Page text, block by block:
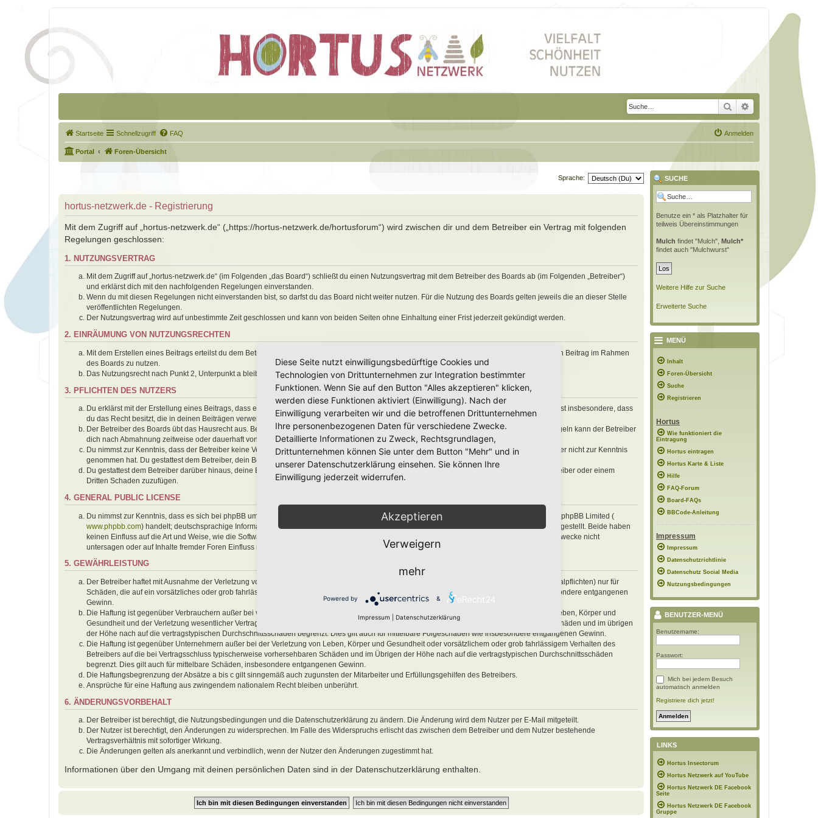
Suche Erweiterte Suche
Startseite Schnellzugriff FAQ Anmelden
Portal Foren-Übersicht
Sprache:
hortus-netzwerk.de - Registrierung
Mit dem Zugriff auf „hortus-netzwerk.de“ („https://hortus-netzwerk.de/hortusforum“) wird zwischen dir und dem Betreiber ein Vertrag mit folgenden
Regelungen geschlossen:
1. NUTZUNGSVERTRAG
Mit dem Zugriff auf „hortus-netzwerk.de“ (im Folgenden „das Board“) schließt du einen Nutzungsvertrag mit dem Betreiber des Boards ab (im Folgenden „Betreiber“)
und erklärst dich mit den nachfolgenden Regelungen einverstanden.
Wenn du mit diesen Regelungen nicht einverstanden bist, so darfst du das Board nicht weiter nutzen. Für die Nutzung des Boards gelten jeweils die an dieser Stelle
veröffentlichten Regelungen.
Der Nutzungsvertrag wird auf unbestimmte Zeit geschlossen und kann von beiden Seiten ohne Einhaltung einer Frist jederzeit gekündigt werden.
2. EINRÄUMUNG VON NUTZUNGSRECHTEN
Mit dem Erstellen eines Beitrags erteilst du dem Betreiber ein einfaches, zeitlich und räumlich unbeschränktes und unentgeltliches Recht, deinen Beitrag im Rahmen
des Boards zu nutzen.
Das Nutzungsrecht nach Punkt 2, Unterpunkt a bleibt auch nach Kündigung des Nutzungsvertrages bestehen.
3. PFLICHTEN DES NUTZERS
Du erklärst mit der Erstellung eines Beitrags, dass er keine Inhalte enthält, die gegen geltendes Recht oder die guten Sitten verstoßen. Du erklärst insbesondere, dass
du das Recht besitzt, die in deinen Beiträgen verwendeten Links und Bilder zu setzen bzw. zu verwenden.
Der Betreiber des Boards übt das Hausrecht aus. Bei Verstößen gegen diese Nutzungsbedingungen oder anderer im Board veröffentlichten Regeln kann der Betreiber
dich nach Abmahnung zeitweise oder dauerhaft von der Nutzung dieses Boards ausschließen und dir ein Hausverbot erteilen.
Du nimmst zur Kenntnis, dass der Betreiber keine Verantwortung für die Inhalte von Beiträgen übernimmt, die er nicht selbst erstellt hat oder die er nicht zur Kenntnis
genommen hat. Du gestattest dem Betreiber, dein Benutzerkonto, Beiträge und Funktionen jederzeit zu löschen oder zu sperren.
Du gestattest dem Betreiber darüber hinaus, deine Beiträge abzuändern, sofern sie gegen o. g. Regeln verstoßen oder geeignet sind, dem Betreiber oder einem
Dritten Schaden zuzufügen.
4. GENERAL PUBLIC LICENSE
Du nimmst zur Kenntnis, dass es sich bei phpBB um eine unter der „ GNU General Public License v2“ (GPL) bereitgestellten Foren-Software von phpBB Limited (
www.phpbb.com) handelt; deutschsprachige Informationen werden durch die deutschsprachige Community unter
zur Verfügung gestellt. Beide haben
keinen Einfluss auf die Art und Weise, wie die Software verwendet wird. Sie können insbesondere die Verwendung der Software für bestimmte Zwecke nicht
untersagen oder auf Inhalte fremder Foren Einfluss nehmen.
5. GEWÄHRLEISTUNG
Der Betreiber haftet mit Ausnahme der Verletzung von Leben, Körper und Gesundheit und der Verletzung wesentlicher Vertragspflichten (Kardinalpflichten) nur für
Schäden, die auf ein vorsätzliches oder grob fahrlässiges Verhalten zurückzuführen sind. Dies gilt auch für mittelbare Folgeschäden wie insbesondere entgangenen
Gewinn.
Die Haftung ist gegenüber Verbrauchern außer bei vorsätzlichem oder grob fahrlässigem Verhalten oder bei Schäden aus der Verletzung von Leben, Körper und
Gesundheit und der Verletzung wesentlicher Vertragspflichten (Kardinalpflichten) auf die bei Vertragsschluss typischerweise vorhersehbaren Schäden und im übrigen
der Höhe nach auf die vertragstypischen Durchschnittsschäden begrenzt. Dies gilt auch für mittelbare Folgeschäden wie insbesondere entgangenen Gewinn.
Die Haftung ist gegenüber Unternehmern außer bei der Verletzung von Leben, Körper und Gesundheit oder vorsätzlichem oder grob fahrlässigem Verhalten des
Betreibers auf die bei Vertragsschluss typischerweise vorhersehbaren Schäden und im Übrigen der Höhe nach auf die vertragstypischen Durchschnittsschäden
begrenzt. Dies gilt auch für mittelbare Schäden, insbesondere entgangenen Gewinn.
Die Haftungsbegrenzung der Absätze a bis c gilt sinngemäß auch zugunsten der Mitarbeiter und Erfüllungsgehilfen des Betreibers.
Ansprüche für eine Haftung aus zwingendem nationalem Recht bleiben unberührt.
6. ÄNDERUNGSVORBEHALT
Der Betreiber ist berechtigt, die Nutzungsbedingungen und die Datenschutzerklärung zu ändern. Die Änderung wird dem Nutzer per E-Mail mitgeteilt.
Der Nutzer ist berechtigt, den Änderungen zu widersprechen. Im Falle des Widerspruchs erlischt das zwischen dem Betreiber und dem Nutzer bestehende
Vertragsverhältnis mit sofortiger Wirkung.
Die Änderungen gelten als anerkannt und verbindlich, wenn der Nutzer den Änderungen zugestimmt hat.
Informationen über den Umgang mit deinen persönlichen Daten sind in der Datenschutzerklärung enthalten.
SUCHE
Benutze ein * als Platzhalter für
teilweis Übereinstimmungen
Mulch findet "Mulch", Mulch*
findet auch "Mulchwurst"
Weitere Hilfe zur Suche
Erweiterte Suche
MENÜ
Inhalt
Foren-Übersicht
Suche
Registrieren
Hortus
Wie funktioniert die
Eintragung
Hortus eintragen
Hortus Karte & Liste
Hilfe
FAQ-Forum
Board-FAQs
BBCode-Anleitung
Impressum
Impressum
Datenschutzrichtlinie
Datenschutz Social Media
Nutzungsbedingungen
BENUTZER-MENÜ
Benutzername:
Passwort:
Mich bei jedem Besuch
automatisch anmelden
Registriere dich jetzt!
LINKS
Hortus Insectorum
Hortus Netzwerk auf YouTube
Hortus Netzwerk DE Facebook
Seite
Hortus Netzwerk DE Facebook
Gruppe
Diese Seite nutzt einwilligungsbedürftige Cookies und
Technologien von Drittunternehmen zur Integration bestimmter
Funktionen. Wenn Sie auf den Button "Alles akzeptieren" klicken,
werden diese Funktionen aktiviert (Einwilligung). Nach der
Einwilligung verarbeiten wir und die betroffenen Drittunternehmen
Ihre personenbezogenen Daten für verschiedene Zwecke.
Detaillierte Informationen zu Zweck, Rechtsgrundlagen,
Drittunternehmen können Sie unter dem Button "Mehr" und in
unserer Datenschutzerklärung einsehen. Sie können Ihre
Einwilligung jederzeit widerrufen.
Akzeptieren
Verweigern
mehr
Powered by &
Impressum Datenschutzerklärung